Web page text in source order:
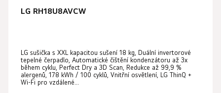
LG RH18U8AVCW
LG sušička s XXL kapacitou sušení 18 kg, Duální invertorové
tepelné čerpadlo, Automatické čištění kondenzátoru až 3x
během cyklu, Perfect Dry a 3D Scan, Redukce až 99,9 %
alergenů, 178 kWh / 100 cyklů, Vnitřní osvětlení, LG ThinQ +
Wi-Fi pro vzdálené...